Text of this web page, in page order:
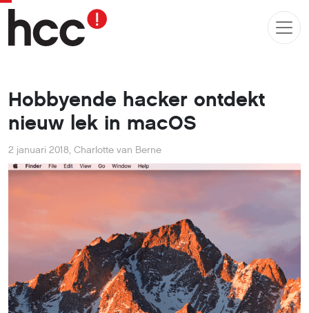
Hobbyende hacker ontdekt
nieuw lek in macOS
2 januari 2018, Charlotte van Berne